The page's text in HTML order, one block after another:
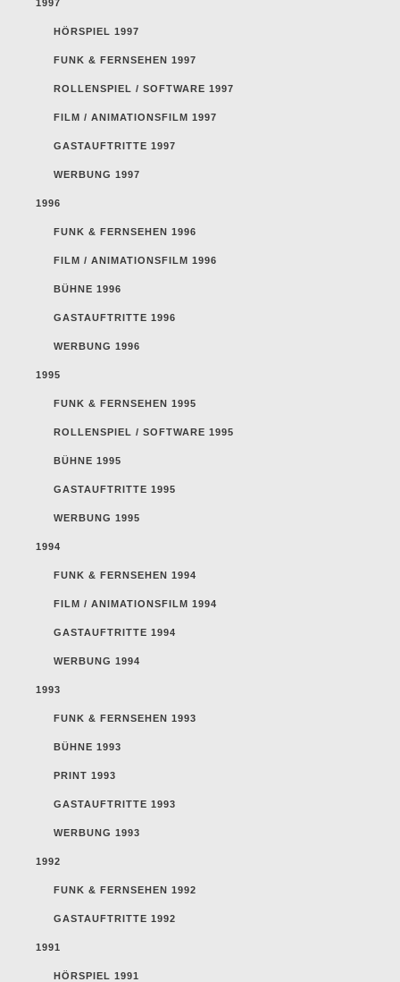
1997
HÖRSPIEL 1997
FUNK & FERNSEHEN 1997
ROLLENSPIEL / SOFTWARE 1997
FILM / ANIMATIONSFILM 1997
GASTAUFTRITTE 1997
WERBUNG 1997
1996
FUNK & FERNSEHEN 1996
FILM / ANIMATIONSFILM 1996
BÜHNE 1996
GASTAUFTRITTE 1996
WERBUNG 1996
1995
FUNK & FERNSEHEN 1995
ROLLENSPIEL / SOFTWARE 1995
BÜHNE 1995
GASTAUFTRITTE 1995
WERBUNG 1995
1994
FUNK & FERNSEHEN 1994
FILM / ANIMATIONSFILM 1994
GASTAUFTRITTE 1994
WERBUNG 1994
1993
FUNK & FERNSEHEN 1993
BÜHNE 1993
PRINT 1993
GASTAUFTRITTE 1993
WERBUNG 1993
1992
FUNK & FERNSEHEN 1992
GASTAUFTRITTE 1992
1991
HÖRSPIEL 1991